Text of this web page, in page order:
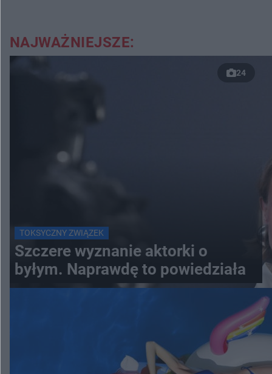
NAJWAŻNIEJSZE:
24
TOKSYCZNY ZWIĄZEK
Szczere wyznanie aktorki o
byłym. Naprawdę to powiedziała